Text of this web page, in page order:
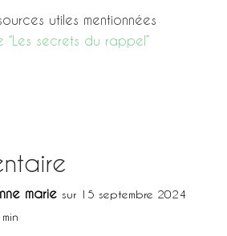
utiles mentionnées
“Les secrets du rappel”
marie sur 15 septembre 2024